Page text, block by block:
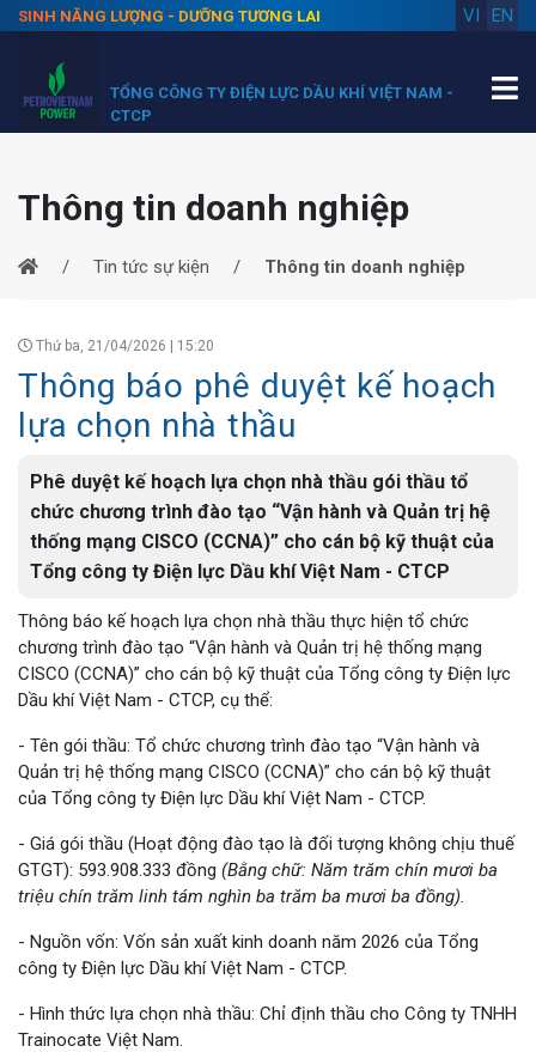
SINH NĂNG LƯỢNG - DƯỠNG TƯƠNG LAI EN
VI
TỔNG CÔNG TY ĐIỆN LỰC DẦU KHÍ VIỆT NAM -
CTCP
Thông tin doanh nghiệp
Tin tức sự kiện Thông tin doanh nghiệp
Thứ ba, 21/04/2026 | 15:20
Thông báo phê duyệt kế hoạch
lựa chọn nhà thầu
Phê duyệt kế hoạch lựa chọn nhà thầu gói thầu tổ
chức chương trình đào tạo “Vận hành và Quản trị hệ
thống mạng CISCO (CCNA)” cho cán bộ kỹ thuật của
Tổng công ty Điện lực Dầu khí Việt Nam - CTCP
Thông báo kế hoạch lựa chọn nhà thầu thực hiện tổ chức
chương trình đào tạo “Vận hành và Quản trị hệ thống mạng
CISCO (CCNA)” cho cán bộ kỹ thuật của Tổng công ty Điện lực
Dầu khí Việt Nam - CTCP, cụ thể:
- Tên gói thầu: Tổ chức chương trình đào tạo “Vận hành và
Quản trị hệ thống mạng CISCO (CCNA)” cho cán bộ kỹ thuật
của Tổng công ty Điện lực Dầu khí Việt Nam - CTCP.
- Giá gói thầu (Hoạt động đào tạo là đối tượng không chịu thuế
GTGT): 593.908.333 đồng (Bằng chữ: Năm trăm chín mươi ba
triệu chín trăm linh tám nghìn ba trăm ba mươi ba đồng).
- Nguồn vốn: Vốn sản xuất kinh doanh năm 2026 của Tổng
công ty Điện lực Dầu khí Việt Nam - CTCP.
- Hình thức lựa chọn nhà thầu: Chỉ định thầu cho Công ty TNHH
Trainocate Việt Nam.